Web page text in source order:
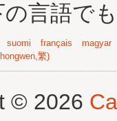
言語で
suomi français
magyar
繁)
© 2026